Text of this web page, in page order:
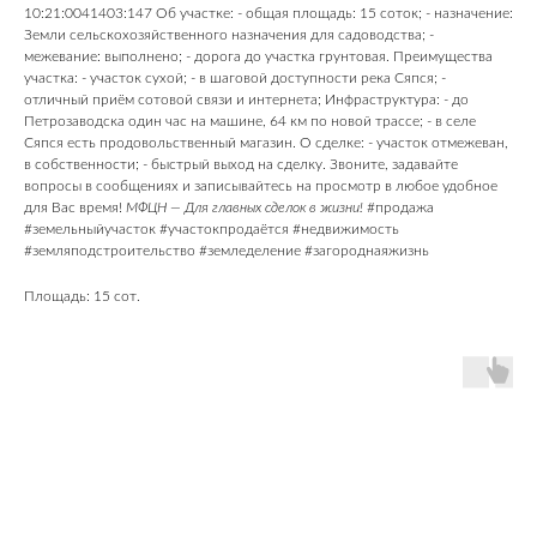
10:21:0041403:147 Об участке: - общая площадь: 15 соток; - назначение:
Земли сельскохозяйственного назначения для садоводства; -
межевание: выполнено; - дорога до участка грунтовая. Преимущества
участка: - участок сухой; - в шаговой доступности река Сяпся; -
отличный приём сотовой связи и интернета; Инфраструктура: - до
Петрозаводска один час на машине, 64 км по новой трассе; - в селе
Сяпся есть продовольственный магазин. О сделке: - участок отмежеван,
в собственности; - быстрый выход на сделку. Звоните, задавайте
вопросы в сообщениях и записывайтесь на просмотр в любое удобное
для Вас время! МФЦН — Для главных сделок в жизни! #продажа
#земельныйучасток #участокпродаётся #недвижимость
#земляподстроительство #земледеление #загороднаяжизнь
Площадь: 15 сот.